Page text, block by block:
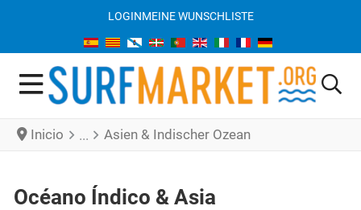
LOGINMEINE WUNSCHLISTE
Inicio Asien & Indischer Ozean
Océano Índico & Asia